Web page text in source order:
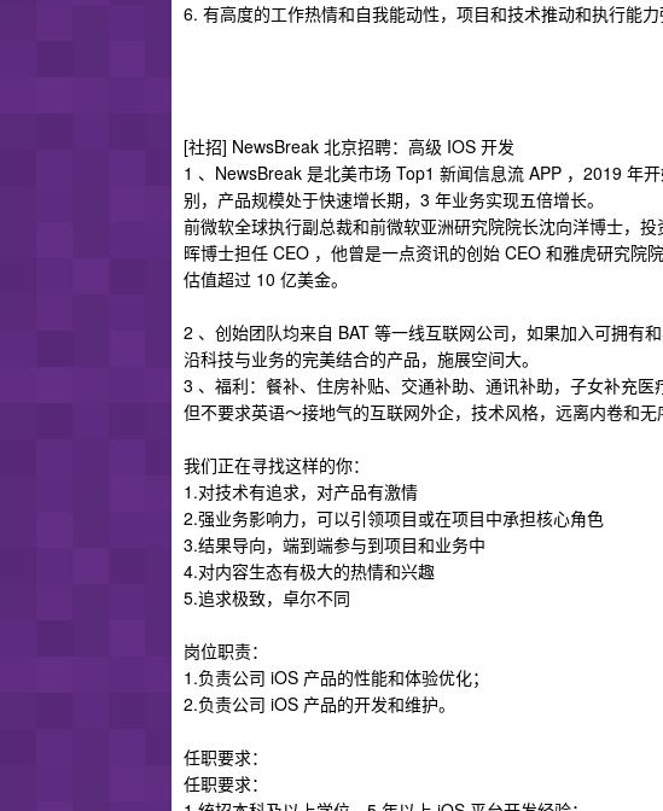
6. 有高度的工作热情和自我能动性，项目和技术推动和执行能力
[社招] NewsBreak 北京招聘：高级 IOS 开发
1 、NewsBreak 是北美市场 Top1 新闻信息流 APP ，2019 年
别，产品规模处于快速增长期，3 年业务实现五倍增长。
前微软全球执行副总裁和前微软亚洲研究院院长沈向洋博士，
晖博士担任 CEO ，他曾是一点资讯的创始 CEO 和雅虎研究院
估值超过 10 亿美金。
2 、创始团队均来自 BAT 等一线互联网公司，如果加入可拥有
沿科技与业务的完美结合的产品，施展空间大。
3 、福利：餐补、住房补贴、交通补助、通讯补助，子女补充
但不要求英语～接地气的互联网外企，技术风格，远离内卷和无
我们正在寻找这样的你：
1.对技术有追求，对产品有激情
2.强业务影响力，可以引领项目或在项目中承担核心角色
3.结果导向，端到端参与到项目和业务中
4.对内容生态有极大的热情和兴趣
5.追求极致，卓尔不同
岗位职责：
1.负责公司 iOS 产品的性能和体验优化；
2.负责公司 iOS 产品的开发和维护。
任职要求：
任职要求：